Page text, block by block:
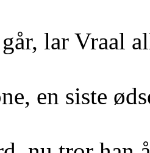
lar Vraal
en siste